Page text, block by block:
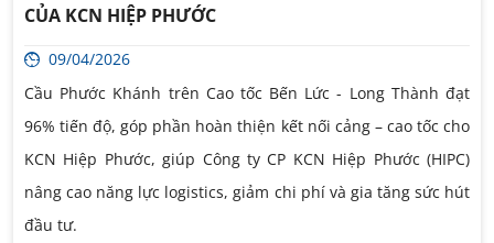
CỦA KCN HIỆP PHƯỚC
09/04/2026
Cầu Phước Khánh trên Cao tốc Bến Lức - Long Thành đạt
96% tiến độ, góp phần hoàn thiện kết nối cảng – cao tốc cho
KCN Hiệp Phước, giúp Công ty CP KCN Hiệp Phước (HIPC)
nâng cao năng lực logistics, giảm chi phí và gia tăng sức hút
đầu tư.